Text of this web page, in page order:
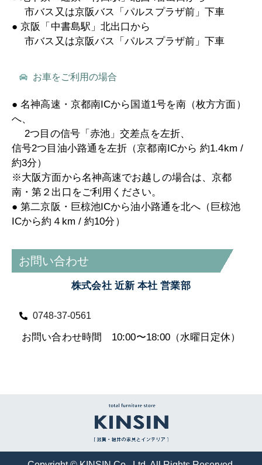
市バス又は京阪バス「パルスプラザ前」下車
● 京阪「中書島駅」北出口から
市バス又は京阪バス「パルスプラザ前」下車
お車をご利用の場合
● 名神高速・京都南ICから国道1号を南（枚方方面）
へ、
2つ目の信号「赤池」交差点を左折、
信号2つ目油小路通を左折（京都南ICから 約1.4km /
約3分）
※大阪方面から名神高速でお越しの場合は、京都
南・第２出口をご利用ください。
● 第二京阪・巨椋池ICから油小路通を北へ（巨椋池
ICから約４km / 約10分）
お問い合わせ
株式会社 近新 本社 営業部
0748-37-0561
お問い合わせ時間 10:00〜18:00（水曜日定休）